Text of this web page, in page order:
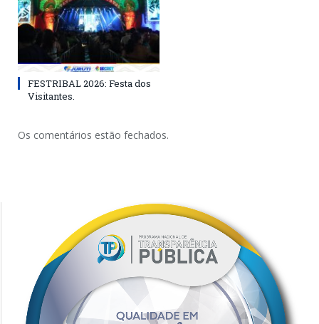
FESTRIBAL 2026: Festa dos
Visitantes.
Os comentários estão fechados.